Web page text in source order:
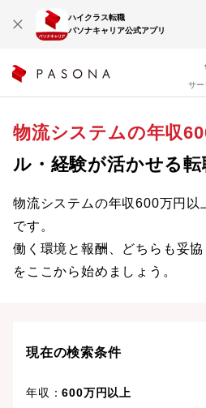
ハイクラス転職
パソナキャリア公式アプリ
サー
物流システムの年収
ル・経験が活かせる転
物流システムの年収600万円以
です。
働く環境と報酬、どちらも妥
をここから始めましょう。
現在の検索条件
年収：600万円以上